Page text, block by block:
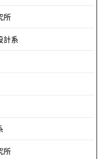
所
計系
所